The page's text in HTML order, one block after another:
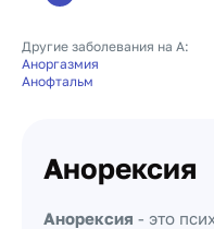
Другие заболевания на А:
Аноргазмия
Анофтальм
Анорексия
Анорексия - это